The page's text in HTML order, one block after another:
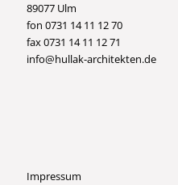
89077 Ulm
fon 0731 14 11 12 70
fax 0731 14 11 12 71
info@hullak-architekten.de
Impressum